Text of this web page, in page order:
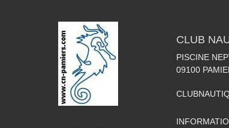
CLUB
PISCINE
09100